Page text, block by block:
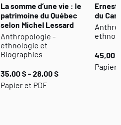
La somme d’une vie : le
patrimoine du Québec
selon Michel Lessard
Anthropologie -
ethnologie et
Biographies
35,00 $ - 28,00 $
Papier et PDF
Ernest
du
45,00
Papier